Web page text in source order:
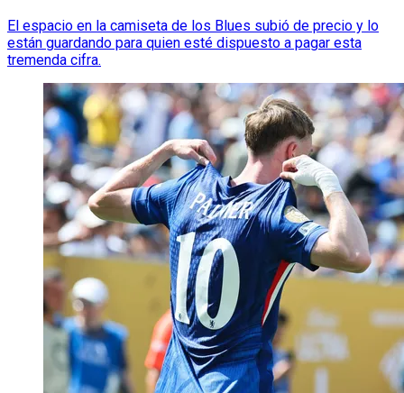
El espacio en la camiseta de los Blues subió de precio y lo
están guardando para quien esté dispuesto a pagar esta
tremenda cifra.